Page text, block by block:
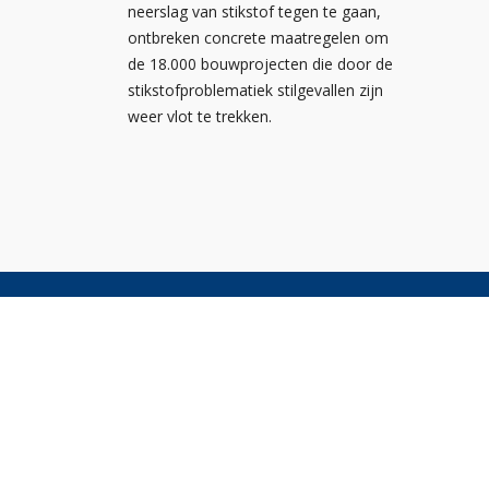
neerslag van stikstof tegen te gaan,
ontbreken concrete maatregelen om
de 18.000 bouwprojecten die door de
stikstofproblematiek stilgevallen zijn
weer vlot te trekken.